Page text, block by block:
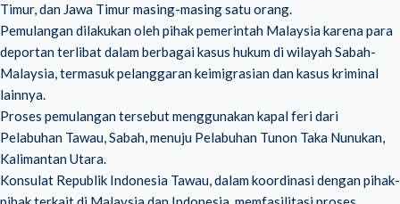
Timur, dan Jawa Timur masing-masing satu orang.
Pemulangan dilakukan oleh pihak pemerintah Malaysia karena para
deportan terlibat dalam berbagai kasus hukum di wilayah Sabah-
Malaysia, termasuk pelanggaran keimigrasian ​dan kasus kriminal
lainnya.
Proses pemulangan tersebut menggunakan kapal feri dari
Pelabuhan Tawau, Sabah, menuju Pelabuhan Tunon Taka Nunukan,
Kalimantan Utara.
Konsulat Republik Indonesia Tawau, dalam koordinasi dengan pihak-